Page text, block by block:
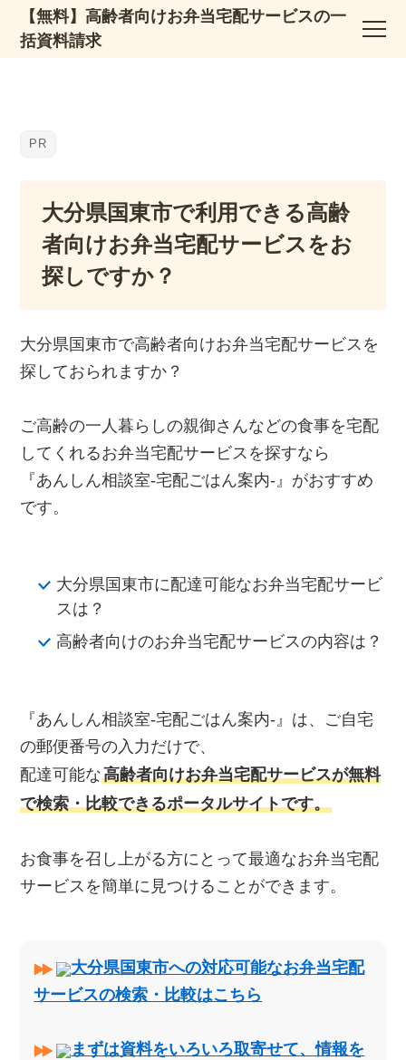
【無料】高齢者向けお弁当宅配サービスの一
括資料請求
大分県国東市で利用できる高齢
者向けお弁当宅配サービスをお
探しですか？
大分県国東市で高齢者向けお弁当宅配サービスを
探しておられますか？
ご高齢の一人暮らしの親御さんなどの食事を宅配
してくれるお弁当宅配サービスを探すなら
『あんしん相談室‐宅配ごはん案内‐』がおすすめ
です。
大分県国東市に配達可能なお弁当宅配サービ
スは？
高齢者向けのお弁当宅配サービスの内容は？
『あんしん相談室‐宅配ごはん案内‐』は、ご自宅
の郵便番号の入力だけで、
配達可能な高齢者向けお弁当宅配サービスが無料
で検索・比較できるポータルサイトです。
お食事を召し上がる方にとって最適なお弁当宅配
サービスを簡単に見つけることができます。
大分県国東市への対応可能なお弁当宅配
サービスの検索・比較はこちら
まずは資料をいろいろ取寄せて、情報を